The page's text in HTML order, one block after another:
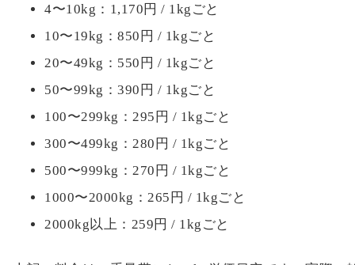
4〜10kg：1,170円 / 1kgごと
10〜19kg：850円 / 1kgごと
20〜49kg：550円 / 1kgごと
50〜99kg：390円 / 1kgごと
100〜299kg：295円 / 1kgごと
300〜499kg：280円 / 1kgごと
500〜999kg：270円 / 1kgごと
1000〜2000kg：265円 / 1kgごと
2000kg以上：259円 / 1kgごと